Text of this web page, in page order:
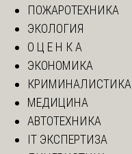
ПОЖАРОТЕХНИКА
ЭКОЛОГИЯ
О Ц Е Н К А
ЭКОНОМИКА
КРИМИНАЛИСТИКА
МЕДИЦИНА
АВТОТЕХНИКА
IT ЭКСПЕРТИЗА